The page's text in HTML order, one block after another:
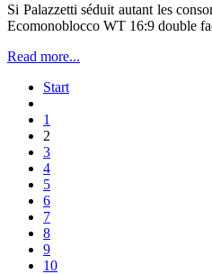
Si Palazzetti séduit autant les
Ecomonoblocco WT 16:9 double
Read more...
Start
1
2
3
4
5
6
7
8
9
10